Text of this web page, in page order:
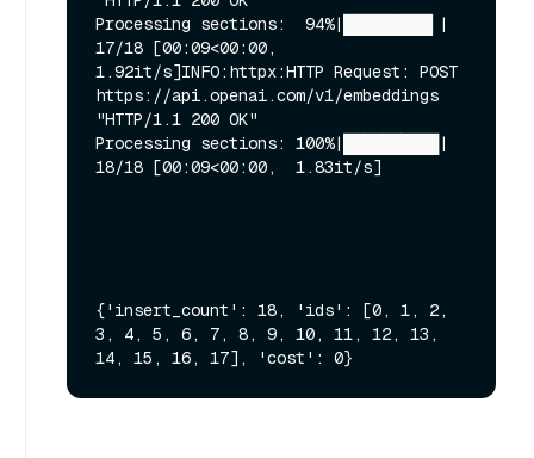
Processing sections:  94%|█████████▍|
17/18 [00:09<00:00,
1.92it/s]INFO:httpx:HTTP Request: POST
https://api.openai.com/v1/embeddings
"HTTP/1.1 200 OK"
Processing sections: 100%|██████████|
18/18 [00:09<00:00,  1.83it/s]
{'insert_count': 18, 'ids': [0, 1, 2,
3, 4, 5, 6, 7, 8, 9, 10, 11, 12, 13,